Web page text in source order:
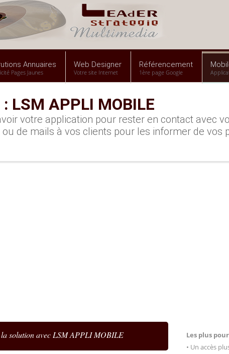
Annuaires
Pages Jaunes
Web Designer
Votre site Internet
Référencement
1ère page Google
LSM APPLI MOBILE
votre application pour rester en contact avec
ou de mails à vos clients pour les informer de
la solution avec LSM APPLI MOBILE
Les plus
• Un accès